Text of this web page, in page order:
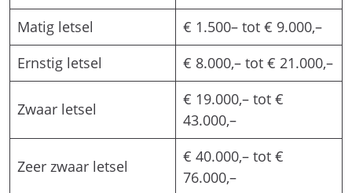
Matig letsel
€ 1.500– tot € 9.000,–
Ernstig letsel
€ 8.000,– tot € 21.000,–
Zwaar letsel
€ 19.000,– tot €
43.000,–
Zeer zwaar letsel
€ 40.000,– tot €
76.000,–